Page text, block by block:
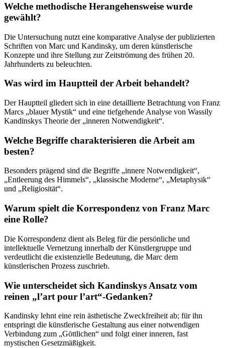
Welche methodische Herangehensweise wurde
gewählt?
Die Untersuchung nutzt eine komparative Analyse der publizierten
Schriften von Marc und Kandinsky, um deren künstlerische
Konzepte und ihre Stellung zur Zeitströmung des frühen 20.
Jahrhunderts zu beleuchten.
Was wird im Hauptteil der Arbeit behandelt?
Der Hauptteil gliedert sich in eine detaillierte Betrachtung von Franz
Marcs „blauer Mystik“ und eine tiefgehende Analyse von Wassily
Kandinskys Theorie der „inneren Notwendigkeit“.
Welche Begriffe charakterisieren die Arbeit am
besten?
Besonders prägend sind die Begriffe „innere Notwendigkeit“,
„Entleerung des Himmels“, „klassische Moderne“, „Metaphysik“
und „Religiosität“.
Warum spielt die Korrespondenz von Franz Marc
eine Rolle?
Die Korrespondenz dient als Beleg für die persönliche und
intellektuelle Vernetzung innerhalb der Künstlergruppe und
verdeutlicht die existenzielle Bedeutung, die Marc dem
künstlerischen Prozess zuschrieb.
Wie unterscheidet sich Kandinskys Ansatz vom
reinen „l’art pour l’art“-Gedanken?
Kandinsky lehnt eine rein ästhetische Zweckfreiheit ab; für ihn
entspringt die künstlerische Gestaltung aus einer notwendigen
Verbindung zum „Göttlichen“ und folgt einer inneren, fast
mystischen Gesetzmäßigkeit.